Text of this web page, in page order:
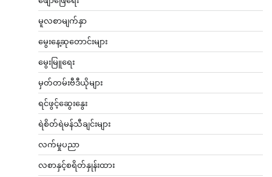
မူလစာမျက်နှာ
မွေးနေ့ဆုတောင်းများ
မွေးမြူရေး
မှတ်တမ်းဗီဒီယိုများ
ရင်ဖွင့်ဆွေးနွေး
ရဲစိတ်ရဲမန်သီချင်းများ
လက်မှုပညာ
လစာနှင့်စရိတ်နှုန်းထား